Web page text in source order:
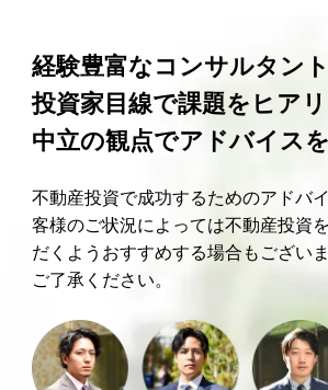
経験豊富なコンサルタン
投資家目線で課題をヒアリ
中立の観点でアドバイス
不動産投資で成功するためのアドバ
客様のご状況によっては不動産投資
だくようおすすめする場合もござい
ご了承ください。